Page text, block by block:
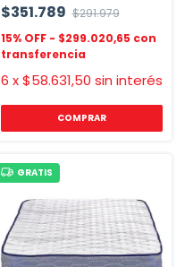
$351.789 $291.979
$299.020,65
6 x$58.631,50 sin interés
COMPRAR
GRATIS